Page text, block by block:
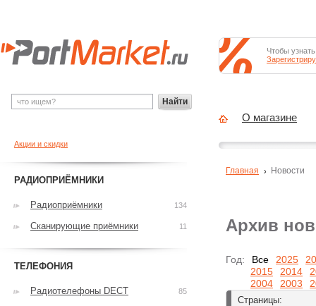
Архив
Год: Все 2025
2015
2014
2004
2003
Страницы:
Главная Новости
Акции и скидки
РАДИОПРИЁМНИКИ
Радиоприёмники 134
Сканирующие приёмники 11
ТЕЛЕФОНИЯ
Радиотелефоны DECT 85
Найти
Чтобы
О магазине